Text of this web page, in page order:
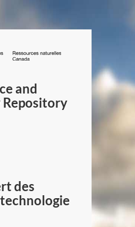
/
Canada
and
Repository
des